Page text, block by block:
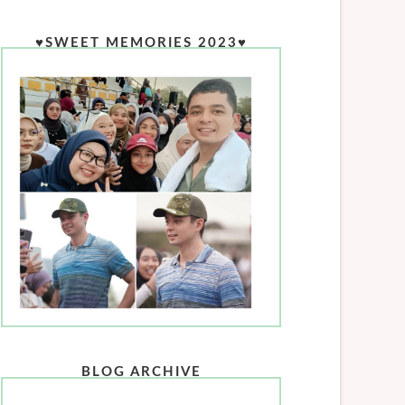
♥SWEET MEMORIES 2023♥
BLOG ARCHIVE